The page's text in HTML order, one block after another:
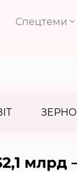
Спецтеми
ЗЕРНО
млрд